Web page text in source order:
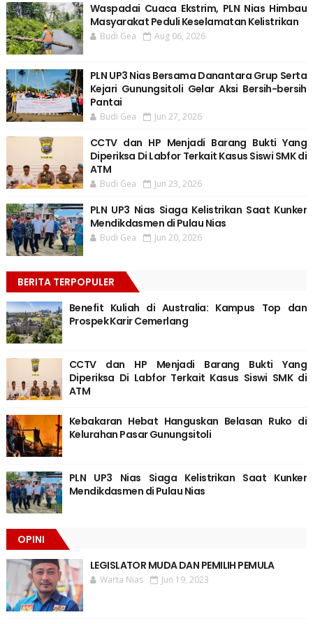
Waspadai Cuaca Ekstrim, PLN Nias Himbau
Masyarakat Peduli Keselamatan Kelistrikan
Budi Gea Aug 06, 2026
PLN UP3 Nias Bersama Danantara Grup Serta
Kejari Gunungsitoli Gelar Aksi Bersih-bersih
Pantai
Budi Gea Jun 27, 2026
CCTV dan HP Menjadi Barang Bukti Yang
Diperiksa Di Labfor Terkait Kasus Siswi SMK di
ATM
Budi Gea Jun 23, 2026
PLN UP3 Nias Siaga Kelistrikan Saat Kunker
Mendikdasmen di Pulau Nias
Budi Gea Jun 20, 2026
BERITA TERPOPULER
Benefit Kuliah di Australia: Kampus Top dan
Prospek Karir Cemerlang
CCTV dan HP Menjadi Barang Bukti Yang
Diperiksa Di Labfor Terkait Kasus Siswi SMK di
ATM
Kebakaran Hebat Hanguskan Belasan Ruko di
Kelurahan Pasar Gunungsitoli
PLN UP3 Nias Siaga Kelistrikan Saat Kunker
Mendikdasmen di Pulau Nias
OPINI
LEGISLATOR MUDA DAN PEMILIH PEMULA
Warta Nias Jun 19, 2023